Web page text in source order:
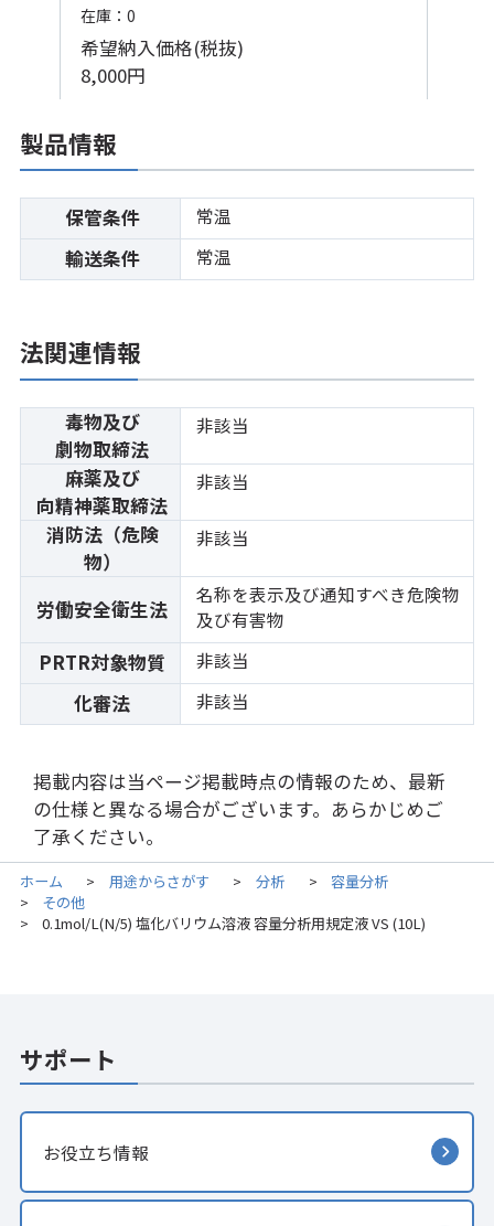
在庫：0
希望納入価格(税抜)
8,000円
製品情報
保管条件 常温
輸送条件 常温
法関連情報
毒物及び
劇物取締法
非該当
麻薬及び
向精神薬取締法
非該当
消防法（危険
物）
非該当
労働安全衛生法
名称を表示及び通知すべき危険物
及び有害物
PRTR対象物質 非該当
化審法 非該当
掲載内容は当ページ掲載時点の情報のため、最新
の仕様と異なる場合がございます。あらかじめご
了承ください。
ホーム > 用途からさがす > 分析 > 容量分析
> その他
> 0.1mol/L(N/5) 塩化バリウム溶液 容量分析用規定液 VS (10L)
サポート
お役立ち情報